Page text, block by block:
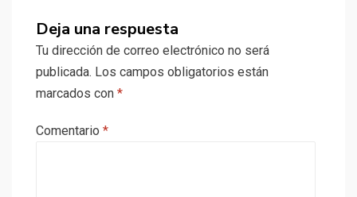
Deja una respuesta
Tu dirección de correo electrónico no será
publicada. Los campos obligatorios están
marcados con *
Comentario *